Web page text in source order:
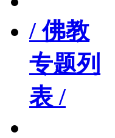
/ 佛教
专题列
表 /